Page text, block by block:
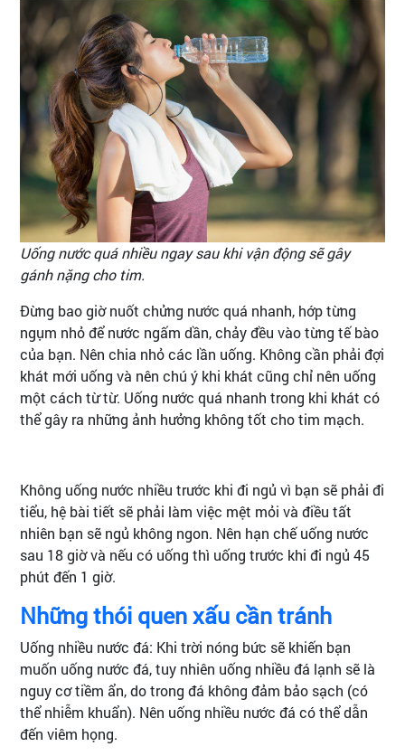
Uống nước quá nhiều ngay sau khi vận động sẽ gây
gánh nặng cho tim.
Đừng bao giờ nuốt chửng nước quá nhanh, hớp từng
ngụm nhỏ để nước ngấm dần, chảy đều vào từng tế bào
của bạn. Nên chia nhỏ các lần uống. Không cần phải đợi
khát mới uống và nên chú ý khi khát cũng chỉ nên uống
một cách từ từ. Uống nước quá nhanh trong khi khát có
thể gây ra những ảnh hưởng không tốt cho tim mạch.
Không uống nước nhiều trước khi đi ngủ vì bạn sẽ phải đi
tiểu, hệ bài tiết sẽ phải làm việc mệt mỏi và điều tất
nhiên bạn sẽ ngủ không ngon. Nên hạn chế uống nước
sau 18 giờ và nếu có uống thì uống trước khi đi ngủ 45
phút đến 1 giờ.
Những thói quen xấu cần tránh
Uống nhiều nước đá: Khi trời nóng bức sẽ khiến bạn
muốn uống nước đá, tuy nhiên uống nhiều đá lạnh sẽ là
nguy cơ tiềm ẩn, do trong đá không đảm bảo sạch (có
thể nhiễm khuẩn). Nên uống nhiều nước đá có thể dẫn
đến viêm họng.